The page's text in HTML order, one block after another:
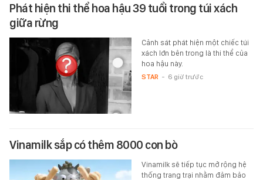
Phát hiện thi thể hoa hậu 39 tuổi trong túi xách
giữa rừng
Cảnh sát phát hiện một chiếc túi
xách lớn bên trong là thi thể của
hoa hậu này.
STAR - 6 giờ trước
Vinamilk sắp có thêm 8000 con bò
Vinamilk sẽ tiếp tục mở rộng hệ
thống trang trại nhằm đảm bảo